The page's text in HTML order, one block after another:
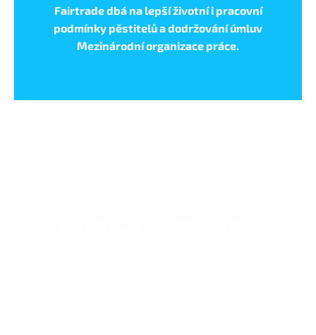
Fairtrade dbá na lepší životní i pracovní
podmínky pěstitelů a dodržování úmluv
Mezinárodní organizace práce.